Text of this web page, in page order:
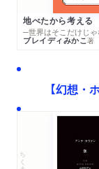
地べたから考える
─世界はそこだけじ
ブレイディみかこ著
【幻想
ちくま文庫